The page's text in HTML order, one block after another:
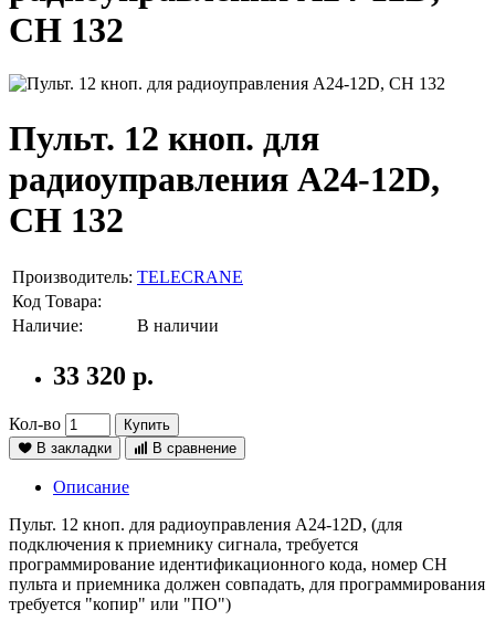
СН 132
Пульт. 12 кноп. для
радиоуправления А24-12D,
СН 132
Производитель: TELECRANE
Код Товара:
Наличие:
В наличии
33 320 р.
Кол-во
Купить
В закладки
В сравнение
Описание
Пульт. 12 кноп. для радиоуправления А24-12D, (для
подключения к приемнику сигнала, требуется
программирование идентификационного кода, номер СН
пульта и приемника должен совпадать, для программирования
требуется "копир" или "ПО")